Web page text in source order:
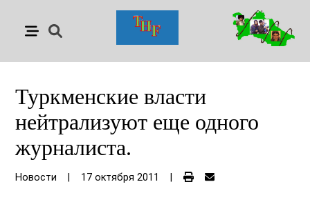
Туркменские власти
нейтрализуют еще одного
журналиста.
Новости 17 октября 2011